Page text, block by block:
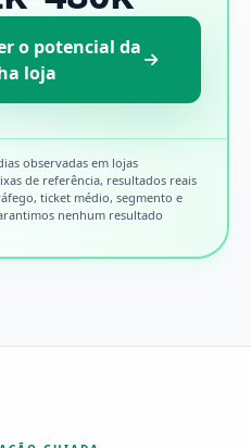
o potencial da
loja
observadas em lojas
de referência, resultados reais
ticket médio, segmento e
nenhum resultado